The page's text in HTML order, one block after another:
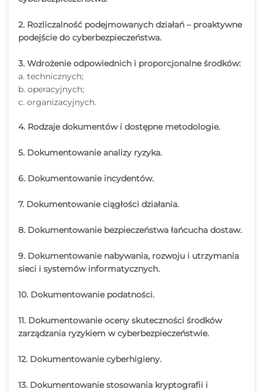
2. Rozliczalność podejmowanych działań – proaktywne
podejście do cyberbezpieczeństwa.
3. Wdrożenie odpowiednich i proporcjonalne środków:
a. technicznych;
b. operacyjnych;
c. organizacyjnych.
4. Rodzaje dokumentów i dostępne metodologie.
5. Dokumentowanie analizy ryzyka.
6. Dokumentowanie incydentów.
7. Dokumentowanie ciągłości działania.
8. Dokumentowanie bezpieczeństwa łańcucha dostaw.
9. Dokumentowanie nabywania, rozwoju i utrzymania
sieci i systemów informatycznych.
10. Dokumentowanie podatności.
11. Dokumentowanie oceny skuteczności środków
zarządzania ryzykiem w cyberbezpieczeństwie.
12. Dokumentowanie cyberhigieny.
13. Dokumentowanie stosowania kryptografii i